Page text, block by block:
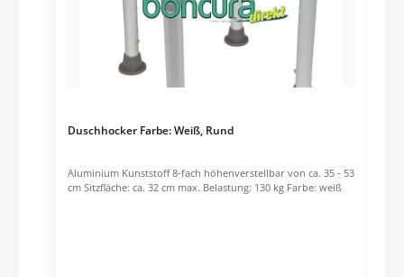
Duschhocker Farbe: Weiß, Rund
Aluminium Kunststoff 8-fach höhenverstellbar von ca. 35 - 53
cm Sitzfläche: ca. 32 cm max. Belastung: 130 kg Farbe: weiß